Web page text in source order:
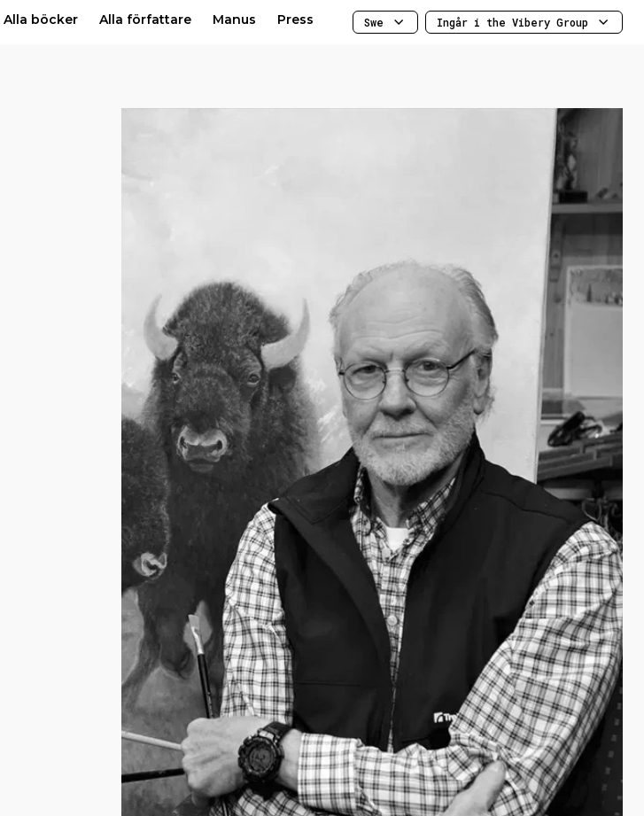
Alla böcker Alla författare Manus Press Swe Ingår i the Vibery Group